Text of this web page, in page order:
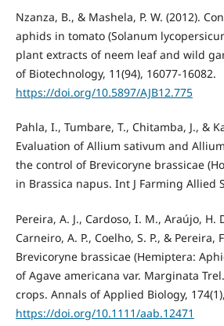
Nzanza, B., & Mashela, P. W. (2012).
aphids in tomato (Solanum
plant extracts of neem leaf and wild
of Biotechnology, 11(94), 16077-16082.
https://doi.org/10.5897/AJB12.775
Pahla, I., Tumbare, T., Chitamba, J., &
Evaluation of Allium sativum and
the control of Brevicoryne brassicae
in Brassica napus. Int J Farming Allied
Pereira, A. J., Cardoso, I. M., Araújo, H.
Carneiro, A. P., Coelho, S. P., & Pereira,
Brevicoryne brassicae (Hemiptera:
of Agave americana var. Marginata
crops. Annals of Applied Biology,
https://doi.org/10.1111/aab.12471